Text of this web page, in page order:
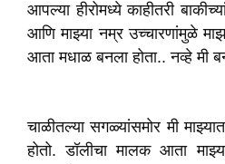
आपल्या हीरोमध्ये काहीतरी
आणि माझ्या नम्र उच्चारणांमुळे
आता मधाळ बनला होता.. नव्हे मी
चाळीतल्या सगळ्यांसमोर मी
होतो. डॉलीचा मालक आता